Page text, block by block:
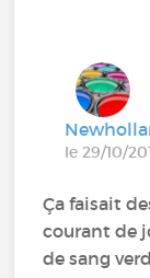
le 29/10/
Ça faisait
courant de
de sang